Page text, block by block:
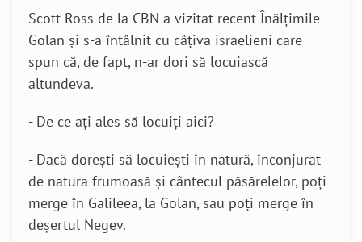
Scott Ross de la CBN a vizitat recent Înălțimile
Golan și s-a întâlnit cu câțiva israelieni care
spun că, de fapt, n-ar dori să locuiască
altundeva.
- De ce ați ales să locuiți aici?
- Dacă dorești să locuiești în natură, înconjurat
de natura frumoasă și cântecul păsărelelor, poți
merge în Galileea, la Golan, sau poți merge în
deșertul Negev.